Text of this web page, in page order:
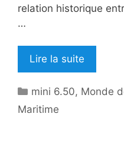
relation historique
…
Lire la suite
Catégories
mini 6.50, Monde
Maritime